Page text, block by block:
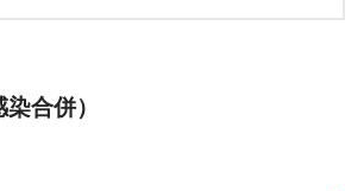
合併）